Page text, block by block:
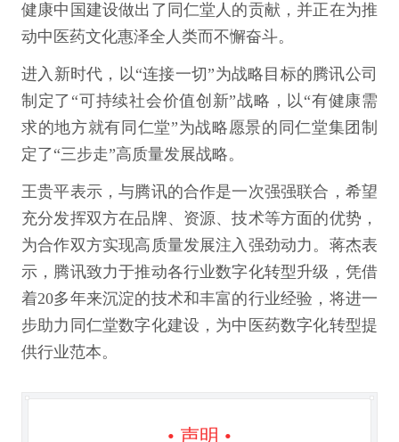
健康中国建设做出了同仁堂人的贡献，并正在为推
动中医药文化惠泽全人类而不懈奋斗。
进入新时代，以“连接一切”为战略目标的腾讯公司
制定了“可持续社会价值创新”战略，以“有健康需
求的地方就有同仁堂”为战略愿景的同仁堂集团制
定了“三步走”高质量发展战略。
王贵平表示，与腾讯的合作是一次强强联合，希望
充分发挥双方在品牌、资源、技术等方面的优势，
为合作双方实现高质量发展注入强劲动力。蒋杰表
示，腾讯致力于推动各行业数字化转型升级，凭借
着20多年来沉淀的技术和丰富的行业经验，将进一
步助力同仁堂数字化建设，为中医药数字化转型提
供行业范本。
• 声明 •